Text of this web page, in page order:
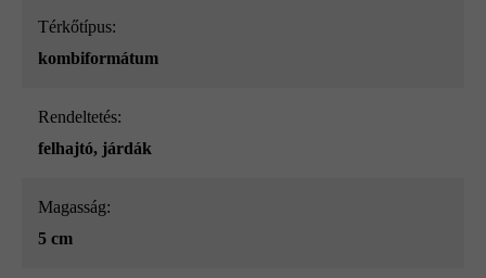
Térkőtípus:
kombiformátum
Rendeltetés:
felhajtó, járdák
Magasság:
5 cm